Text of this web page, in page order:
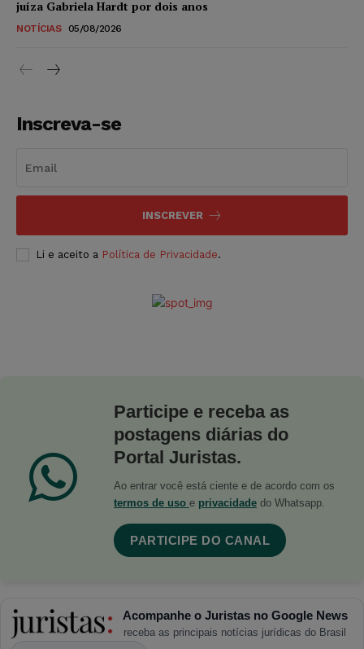
juíza Gabriela Hardt por dois anos
NOTÍCIAS 05/08/2026
Inscreva-se
INSCREVER
Li e aceito a Política de Privacidade.
Participe e receba as
postagens diárias do
Portal Juristas.
Ao entrar você está ciente e de acordo com os
termos de uso e privacidade do Whatsapp.
PARTICIPE DO CANAL
Acompanhe o Juristas no Google News
receba as principais notícias jurídicas do Brasil